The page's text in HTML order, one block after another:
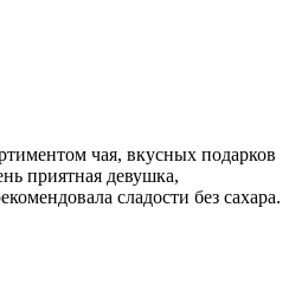
чая, вкусных подарков
приятная девушка,
сладости без сахара.